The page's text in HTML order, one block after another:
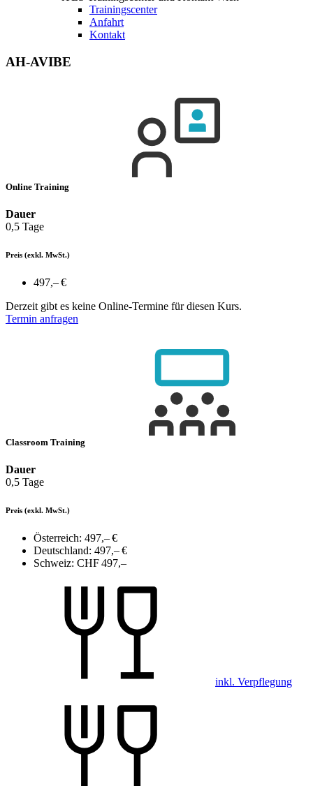
Trainingscenter
Anfahrt
Kontakt
AH-AVIBE
Online Training
Dauer
0,5 Tage
Preis (exkl. MwSt.)
497,– €
Derzeit gibt es keine Online-Termine für diesen Kurs.
Termin anfragen
Classroom Training
Dauer
0,5 Tage
Preis (exkl. MwSt.)
Österreich: 497,– €
Deutschland: 497,– €
Schweiz: CHF 497,–
inkl. Verpflegung